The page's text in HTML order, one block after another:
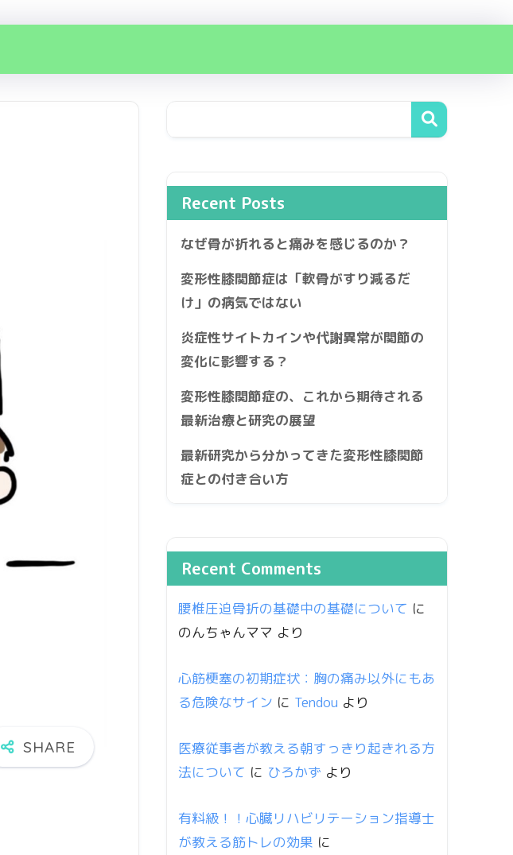
Recent Posts
なぜ骨が折れると痛みを感じるのか？
変形性膝関節症は「軟骨がすり減るだ
け」の病気ではない
炎症性サイトカインや代謝異常が関節の
変化に影響する？
変形性膝関節症の、これから期待される
最新治療と研究の展望
最新研究から分かってきた変形性膝関節
症との付き合い方
Recent Comments
腰椎圧迫骨折の基礎中の基礎について に
のんちゃんママ より
心筋梗塞の初期症状：胸の痛み以外にもあ
る危険なサイン に Tendou より
医療従事者が教える朝すっきり起きれる方
法について に ひろかず より
有料級！！心臓リハビリテーション指導士
が教える筋トレの効果 に